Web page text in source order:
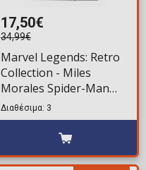
17,50€
34,99€
Marvel Legends: Retro
Collection - Miles
Morales Spider-Man
Φιγούρα Δράσης (15cm)
Διαθέσιμα: 3